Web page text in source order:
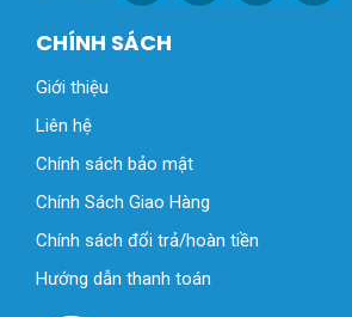
CHÍNH SÁCH
Giới thiệu
Liên hệ
Chính sách bảo mật
Chính Sách Giao Hàng
Chính sách đổi trả/hoàn tiền
Hướng dẫn thanh toán